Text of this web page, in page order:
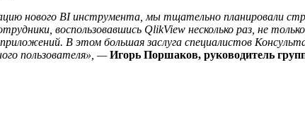
нового BI инструмента, мы тщательно планировали
воспользовавшись QlikView несколько раз, не
В этом большая заслуга специалистов
пользователя», —Игорь Поршаков, руководитель